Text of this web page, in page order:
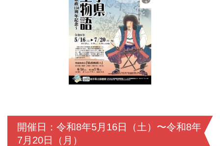
開催日：令和8年5月16日（土）〜令和8年
7月20日（月）